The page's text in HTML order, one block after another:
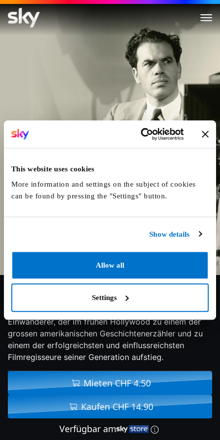
This website uses cookies
More information and settings on the subject of cookies
can be found by pressing the "Settings" button.
Show details
Allow all
Settings
Frank Capra: Mr. America
7.6/10 2023 89 min Doku
Die Geschichte von Frank Capra, einem jungen
Einwanderer, der im frühen Hollywood zu einem der
grossen amerikanischen Geschichtenerzähler und zu
einem der erfolgreichsten und einflussreichsten
Filmregisseure seiner Generation aufstieg.
Mieten CHF 4.50
Kaufen CHF 14.90
Verfügbar am